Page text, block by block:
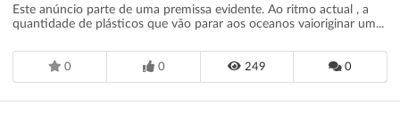
Este anúncio parte de uma premissa evidente. Ao ritmo actual , a
quantidade de plásticos que vão parar aos oceanos vaioriginar um...
0 0 249 0